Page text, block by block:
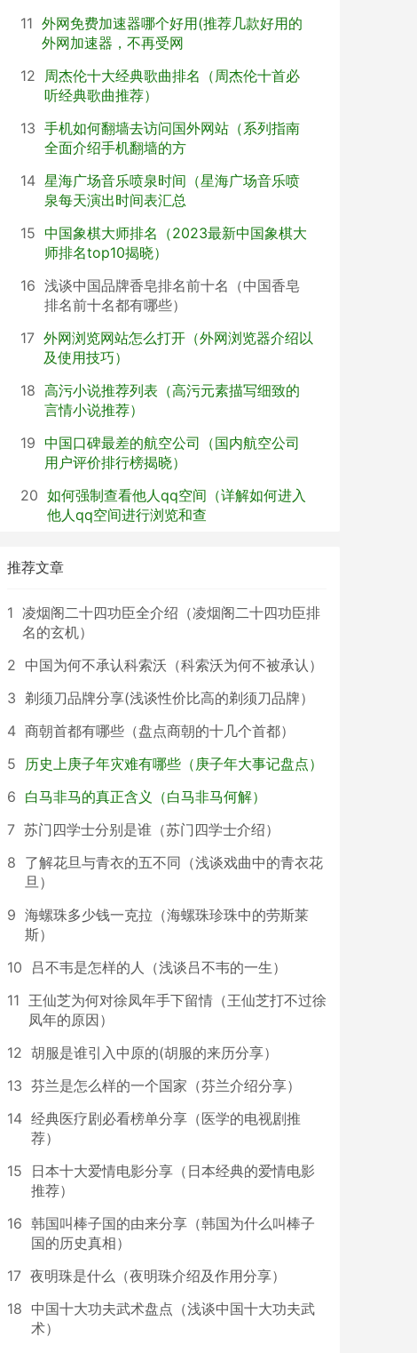
11 外网免费加速器哪个好用(推荐几款好用的
外网加速器，不再受网
12 周杰伦十大经典歌曲排名（周杰伦十首必
听经典歌曲推荐）
13 手机如何翻墙去访问国外网站（系列指南
全面介绍手机翻墙的方
14 星海广场音乐喷泉时间（星海广场音乐喷
泉每天演出时间表汇总
15 中国象棋大师排名（2023最新中国象棋大
师排名top10揭晓）
16 浅谈中国品牌香皂排名前十名（中国香皂
排名前十名都有哪些）
17 外网浏览网站怎么打开（外网浏览器介绍以
及使用技巧）
18 高污小说推荐列表（高污元素描写细致的
言情小说推荐）
19 中国口碑最差的航空公司（国内航空公司
用户评价排行榜揭晓）
20 如何强制查看他人qq空间（详解如何进入
他人qq空间进行浏览和查
推荐文章
1 凌烟阁二十四功臣全介绍（凌烟阁二十四功臣排
名的玄机）
2 中国为何不承认科索沃（科索沃为何不被承认）
3 剃须刀品牌分享(浅谈性价比高的剃须刀品牌）
4 商朝首都有哪些（盘点商朝的十几个首都）
5 历史上庚子年灾难有哪些（庚子年大事记盘点）
6 白马非马的真正含义（白马非马何解）
7 苏门四学士分别是谁（苏门四学士介绍）
8 了解花旦与青衣的五不同（浅谈戏曲中的青衣花
旦）
9 海螺珠多少钱一克拉（海螺珠珍珠中的劳斯莱
斯）
10
吕不韦是怎样的人（浅谈吕不韦的一生）
11 王仙芝为何对徐凤年手下留情（王仙芝打不过徐
凤年的原因）
12 胡服是谁引入中原的(胡服的来历分享）
13 芬兰是怎么样的一个国家（芬兰介绍分享）
14 经典医疗剧必看榜单分享（医学的电视剧推
荐）
15
日本十大爱情电影分享（日本经典的爱情电影
推荐）
16 韩国叫棒子国的由来分享（韩国为什么叫棒子
国的历史真相）
17 夜明珠是什么（夜明珠介绍及作用分享）
18 中国十大功夫武术盘点（浅谈中国十大功夫武
术）